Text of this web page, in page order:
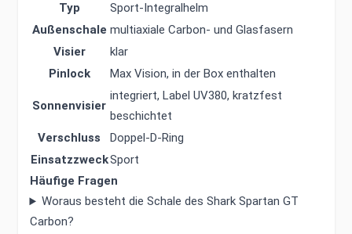
Typ
Sport-Integralhelm
Außenschale multiaxiale Carbon- und Glasfasern
Visier
klar
Pinlock
Max Vision, in der Box enthalten
Sonnenvisier
integriert, Label UV380, kratzfest
beschichtet
Verschluss
Doppel-D-Ring
EinsatzzweckSport
Häufige Fragen
Woraus besteht die Schale des Shark Spartan GT
Carbon?